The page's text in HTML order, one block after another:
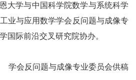
大学与中国科学院数学与系统科学
业与应用数学学会反问题与成像专
国际前沿交叉研究院协办。
学会反问题与成像专业委员会供稿